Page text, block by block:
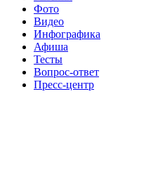
Фото
Видео
Инфографика
Афиша
Тесты
Вопрос-ответ
Пресс-центр